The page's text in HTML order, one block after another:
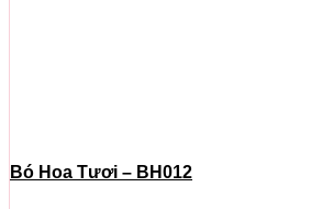
Bó Hoa Tươi – BH012